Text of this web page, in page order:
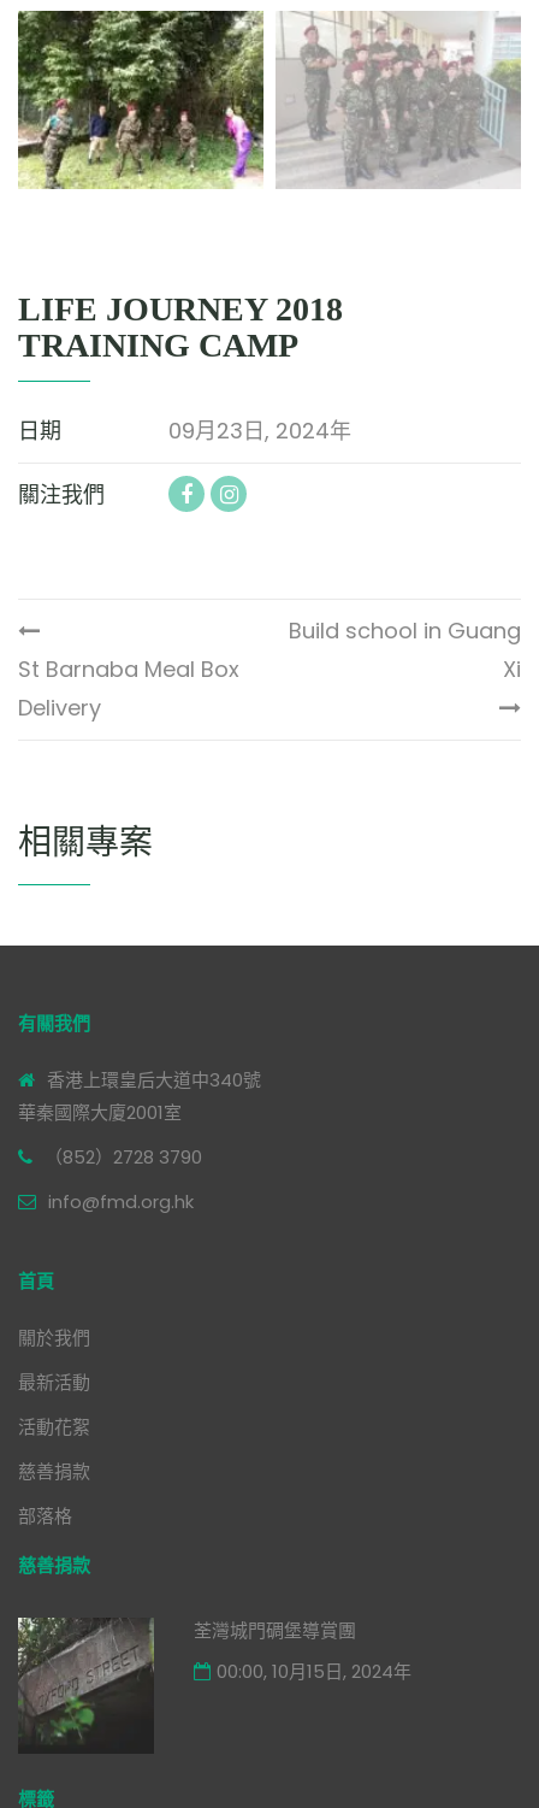
LIFE JOURNEY 2018
TRAINING CAMP
日期 09月23日, 2024年
關注我們
St Barnaba Meal Box
Delivery
Build school in Guang
Xi
相關專案
有關我們
香港上環皇后大道中340號
華秦國際大廈2001室
（852）2728 3790
info@fmd.org.hk
首頁
關於我們
最新活動
活動花絮
慈善捐款
部落格
慈善捐款
荃灣城門碉堡導賞團
00:00, 10月15日, 2024年
標籤